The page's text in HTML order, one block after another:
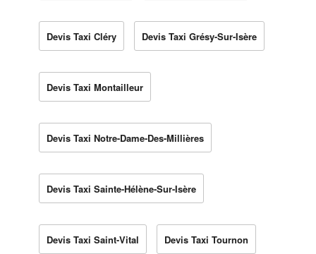
Devis Taxi Cléry Devis Taxi Grésy-Sur-Isère
Devis Taxi Montailleur
Devis Taxi Notre-Dame-Des-Millières
Devis Taxi Sainte-Hélène-Sur-Isère
Devis Taxi Saint-Vital Devis Taxi Tournon